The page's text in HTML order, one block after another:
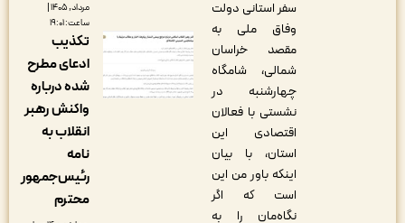
سفر استانی دولت
وفاق ملی به
مقصد خراسان
شمالی، شامگاه
چهارشنبه در
نشستی با فعالان
اقتصادی این
استان، با بیان
اینکه باور من این
است که اگر
نگاه‌مان را به
مرداد, ۱۴۰۵ |
تکذیب
ادعای مطرح
شده درباره
واکنش رهبر
انقلاب به
رئیس‌جمهور